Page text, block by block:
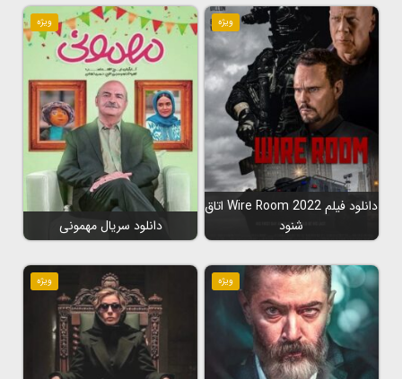
ویژه
دانلود فیلم Wire Room 2022 اتاق
شنود
ویژه
دانلود سریال مهمونی
ویژه ویژه